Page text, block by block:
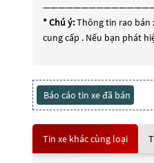
* Chú ý:Thông tin rao bán
cung cấp . Nếu bạn phát
Báo cáo tin xe đã bán
Tin xe khác cùng loại